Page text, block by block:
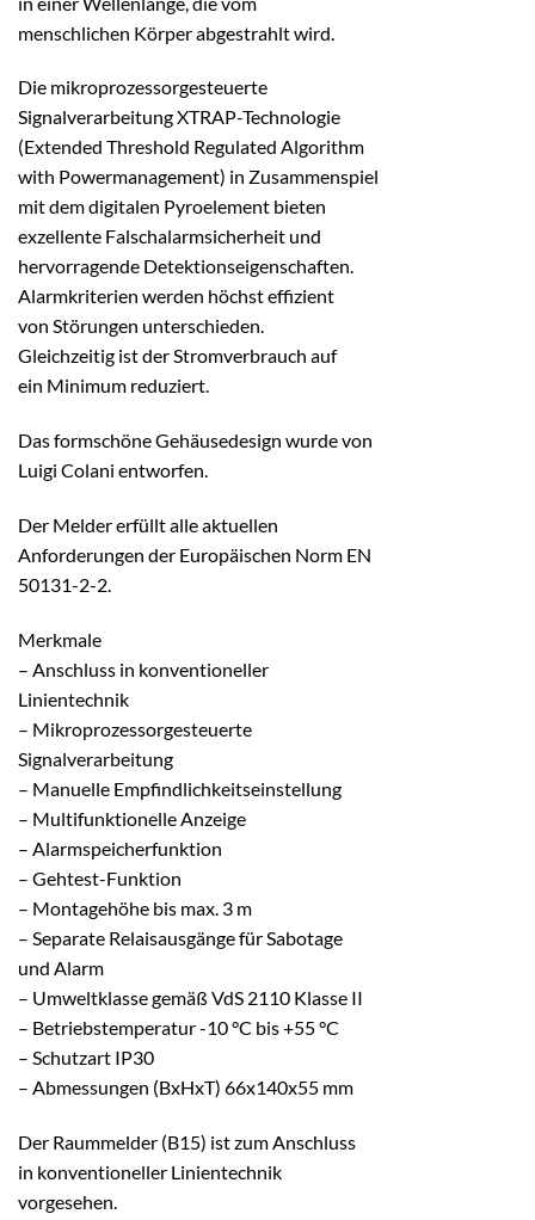
menschlichen Körper abgestrahlt wird.
Die mikroprozessorgesteuerte
Signalverarbeitung XTRAP-Technologie
(Extended Threshold Regulated Algorithm
with Powermanagement) in Zusammenspiel
mit dem digitalen Pyroelement bieten
exzellente Falschalarmsicherheit und
hervorragende Detektionseigenschaften.
Alarmkriterien werden höchst effizient
von Störungen unterschieden.
Gleichzeitig ist der Stromverbrauch auf
ein Minimum reduziert.
Das formschöne Gehäusedesign wurde von
Luigi Colani entworfen.
Der Melder erfüllt alle aktuellen
Anforderungen der Europäischen Norm EN
50131-2-2.
Merkmale
– Anschluss in konventioneller
Linientechnik
– Mikroprozessorgesteuerte
Signalverarbeitung
– Manuelle Empfindlichkeitseinstellung
– Multifunktionelle Anzeige
– Alarmspeicherfunktion
– Gehtest-Funktion
– Montagehöhe bis max. 3 m
– Separate Relaisausgänge für Sabotage
und Alarm
– Umweltklasse gemäß VdS 2110 Klasse II
– Betriebstemperatur -10 °C bis +55 °C
– Schutzart IP30
– Abmessungen (BxHxT) 66x140x55 mm
Der Raummelder (B15) ist zum Anschluss
in konventioneller Linientechnik
vorgesehen.